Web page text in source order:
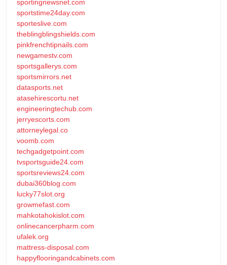
sportingnewsnet.com
sportstime24day.com
sporteslive.com
theblingblingshields.com
pinkfrenchtipnails.com
newgamestv.com
sportsgallerys.com
sportsmirrors.net
datasports.net
atasehirescortu.net
engineeringtechub.com
jerryescorts.com
attorneylegal.co
voomb.com
techgadgetpoint.com
tvsportsguide24.com
sportsreviews24.com
dubai360blog.com
lucky77slot.org
growmefast.com
mahkotahokislot.com
onlinecancerpharm.com
ufalek.org
mattress-disposal.com
happyflooringandcabinets.com